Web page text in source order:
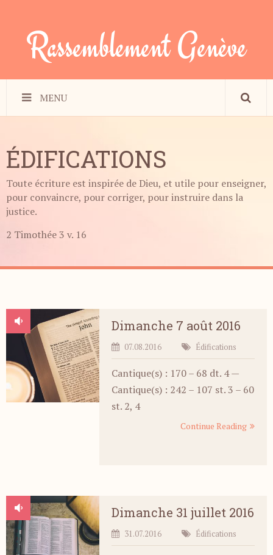
Rassemblement Genève
MENU
ÉDIFICATIONS
Toute écriture est inspirée de Dieu, et utile pour enseigner,
pour convaincre, pour corriger, pour instruire dans la
justice.
2 Timothée 3 v. 16
Dimanche 7 août 2016
07.08.2016 Édifications
Cantique(s) : 170 – 68 dt. 4 —
Cantique(s) : 242 – 107 st. 3 – 60
st. 2, 4
Continue Reading
Dimanche 31 juillet 2016
31.07.2016 Édifications